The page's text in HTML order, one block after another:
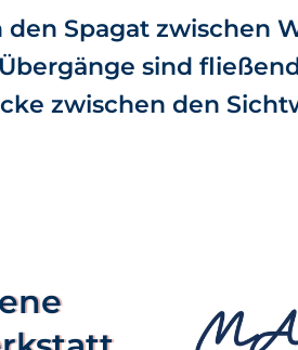
Spagat zwischen
sind
zwischen den